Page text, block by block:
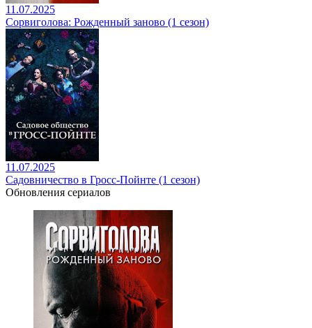
11.07.2025
Сорвиголова: Рожденный заново (1 сезон)
11.07.2025
Садовничество в Гросс-Пойнте (1 сезон)
Обновления сериалов